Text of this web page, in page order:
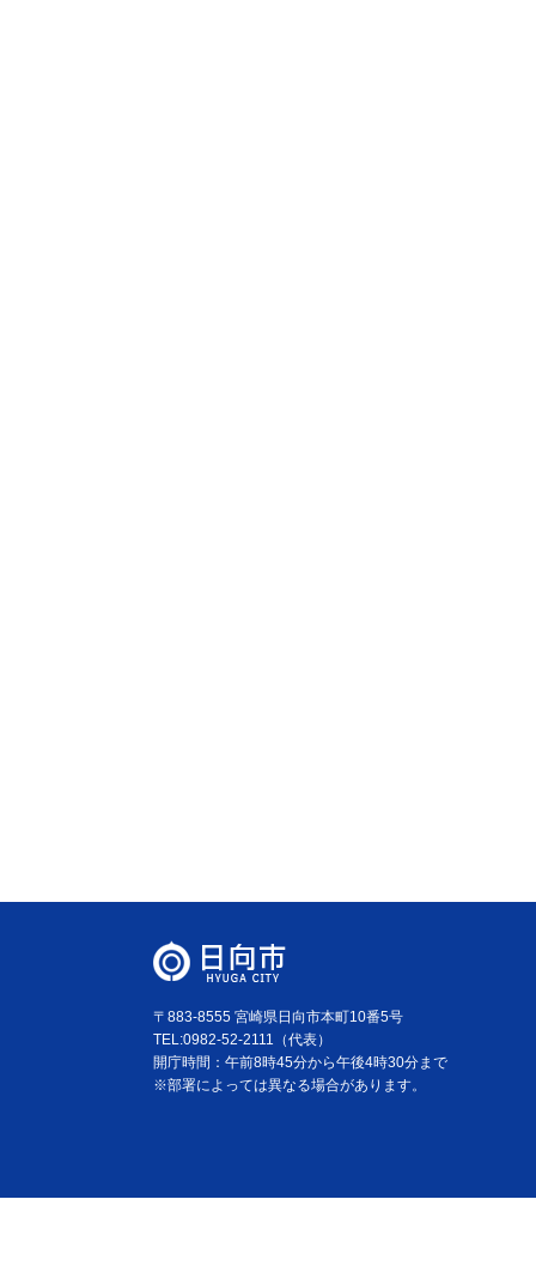
〒883-8555 宮崎県日向市本町10番5号
TEL:0982-52-2111（代表）
開庁時間：午前8時45分から午後4時30分まで
※部署によっては異なる場合があります。